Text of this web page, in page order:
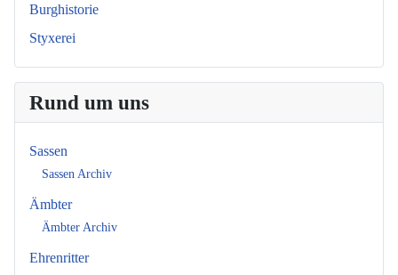
Burghistorie
Styxerei
Rund um uns
Sassen
Sassen Archiv
Ämbter
Ämbter Archiv
Ehrenritter